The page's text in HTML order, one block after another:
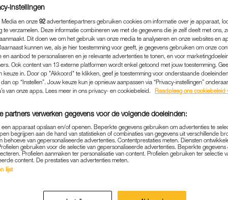
VRAAG DE VROUWEN
ZIJN EENS WAT ZE
EN
PREMIUM FLOOR BAKHUYS ROOZEBOOM
instellingen
en onze 92 advertentiepartners gebruiken cookies om informatie over je apparaat,
te verzamelen. Deze informatie combineren we met de gegevens die je zelf deelt met ons,
Dit doen we om het gebruik van onze media te analyseren en onze websites en
kunnen we, als je hier toestemming voor geeft, je gegevens gebruiken om onze
en aanbod te personaliseren en je relevante advertenties te tonen, en voor
Ook content van 13 externe platformen wordt enkel getoond met jouw toestemming.
keuze in. Door op "Akkoord" te klikken, geef je toestemming voor onderstaande
op “Instellen”. Jouw keuze kun je opnieuw aanpassen via “Privacy-instellingen”
van onze apps. Lees meer in ons privacy- en cookiebeleid.
Raadpleeg ons cookiebeleid
partners verwerken gegevens voor de volgende doeleinden:
apparaat opslaan en/of openen. Beperkte gegevens gebruiken om advertenties te
begrijpen aan de hand van statistieken of combinaties van gegevens uit verschillende
behoeve van gepersonaliseerde advertenties. Contentprestaties meten. Diensten
gebruiken voor de selectie van gepersonaliseerde advertenties. Beperkte
Profielen aanmaken ter personalisatie van content. Profielen gebruiken ter selectie
content. De prestaties van advertenties meten.
lijst